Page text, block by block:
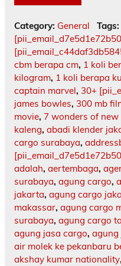
Category: General Tags:
cbm berapa cm, 1 koli
kilogram, 1 koli berapa
captain marvel, 30+
james bowles, 300 mb
movie, 7 wonders of new
kaleng, abadi klender
cargo surabaya,
adalah, aertembaga,
surabaya, agung cargo,
jakarta, agung cargo
makassar, agung cargo
surabaya, agung cargo
agung jasa cargo, agung
air molek ke pekanbaru
akshay kumar nationality,